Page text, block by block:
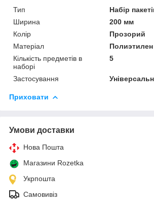
Тип
Набір
Ширина
200 мм
Колір
Прозорий
Матеріал
Полиэтилен
Кількість предметів в
наборі
5
Застосування
Приховати
Умови доставки
Нова Пошта
Магазини Rozetka
Укрпошта
Самовивіз